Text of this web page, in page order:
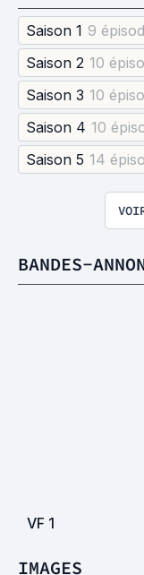
Saison 1 9
Saison 2 10
Saison 3 10
Saison 4 10
Saison 5 14
BANDES-
VF 1
IMAGES